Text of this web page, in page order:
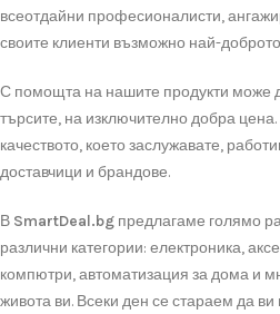
всеотдайни професионалисти,
своите клиенти възможно най-
С помощта на нашите продукти може
търсите, на изключително добра
качеството, което заслужавате,
доставчици и брандове.
В SmartDeal.bg предлагаме голямо
различни категории: електроника,
компютри, автоматизация за дома и
живота ви. Всеки ден се стараем да